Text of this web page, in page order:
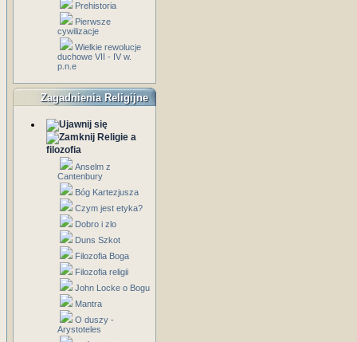
Prehistoria
Pierwsze
cywilizacje
Wielkie rewolucje
duchowe VII - IV w.
p.n.e
Zagadnienia Religijne
Religie a
filozofia
Anselm z
Cantenbury
Bóg Kartezjusza
Czym jest etyka?
Dobro i zlo
Duns Szkot
Filozofia Boga
Filozofia religii
John Locke o Bogu
Mantra
O duszy -
Arystoteles